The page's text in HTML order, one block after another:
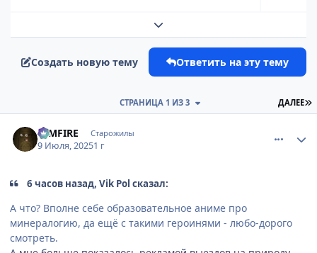
Развернуть обзор темы
Создать новую тему Ответить на эту тему
ДАЛЕЕ
СТРАНИЦА 1 ИЗ 3
DIMFIRE Старожилы
9 Июля, 20251 г
6 часов назад, Vik Pol сказал:
А что? Вполне себе образовательное аниме про
минералогию, да ещё с такими героинями - любо-дорого
смотреть.